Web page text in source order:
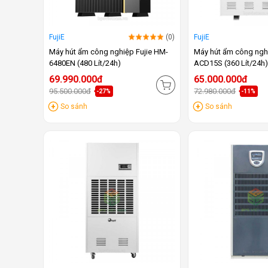
FujiE (0)
Máy hút ẩm công nghiệp Fujie HM-
6480EN (480 Lít/24h)
69.990.000đ
95.500.000đ -27%
So sánh
FujiE
Máy hút ẩm công
ACD15S (360 Lít/24h)
65.000.000đ
72.980.000đ -11%
So sánh